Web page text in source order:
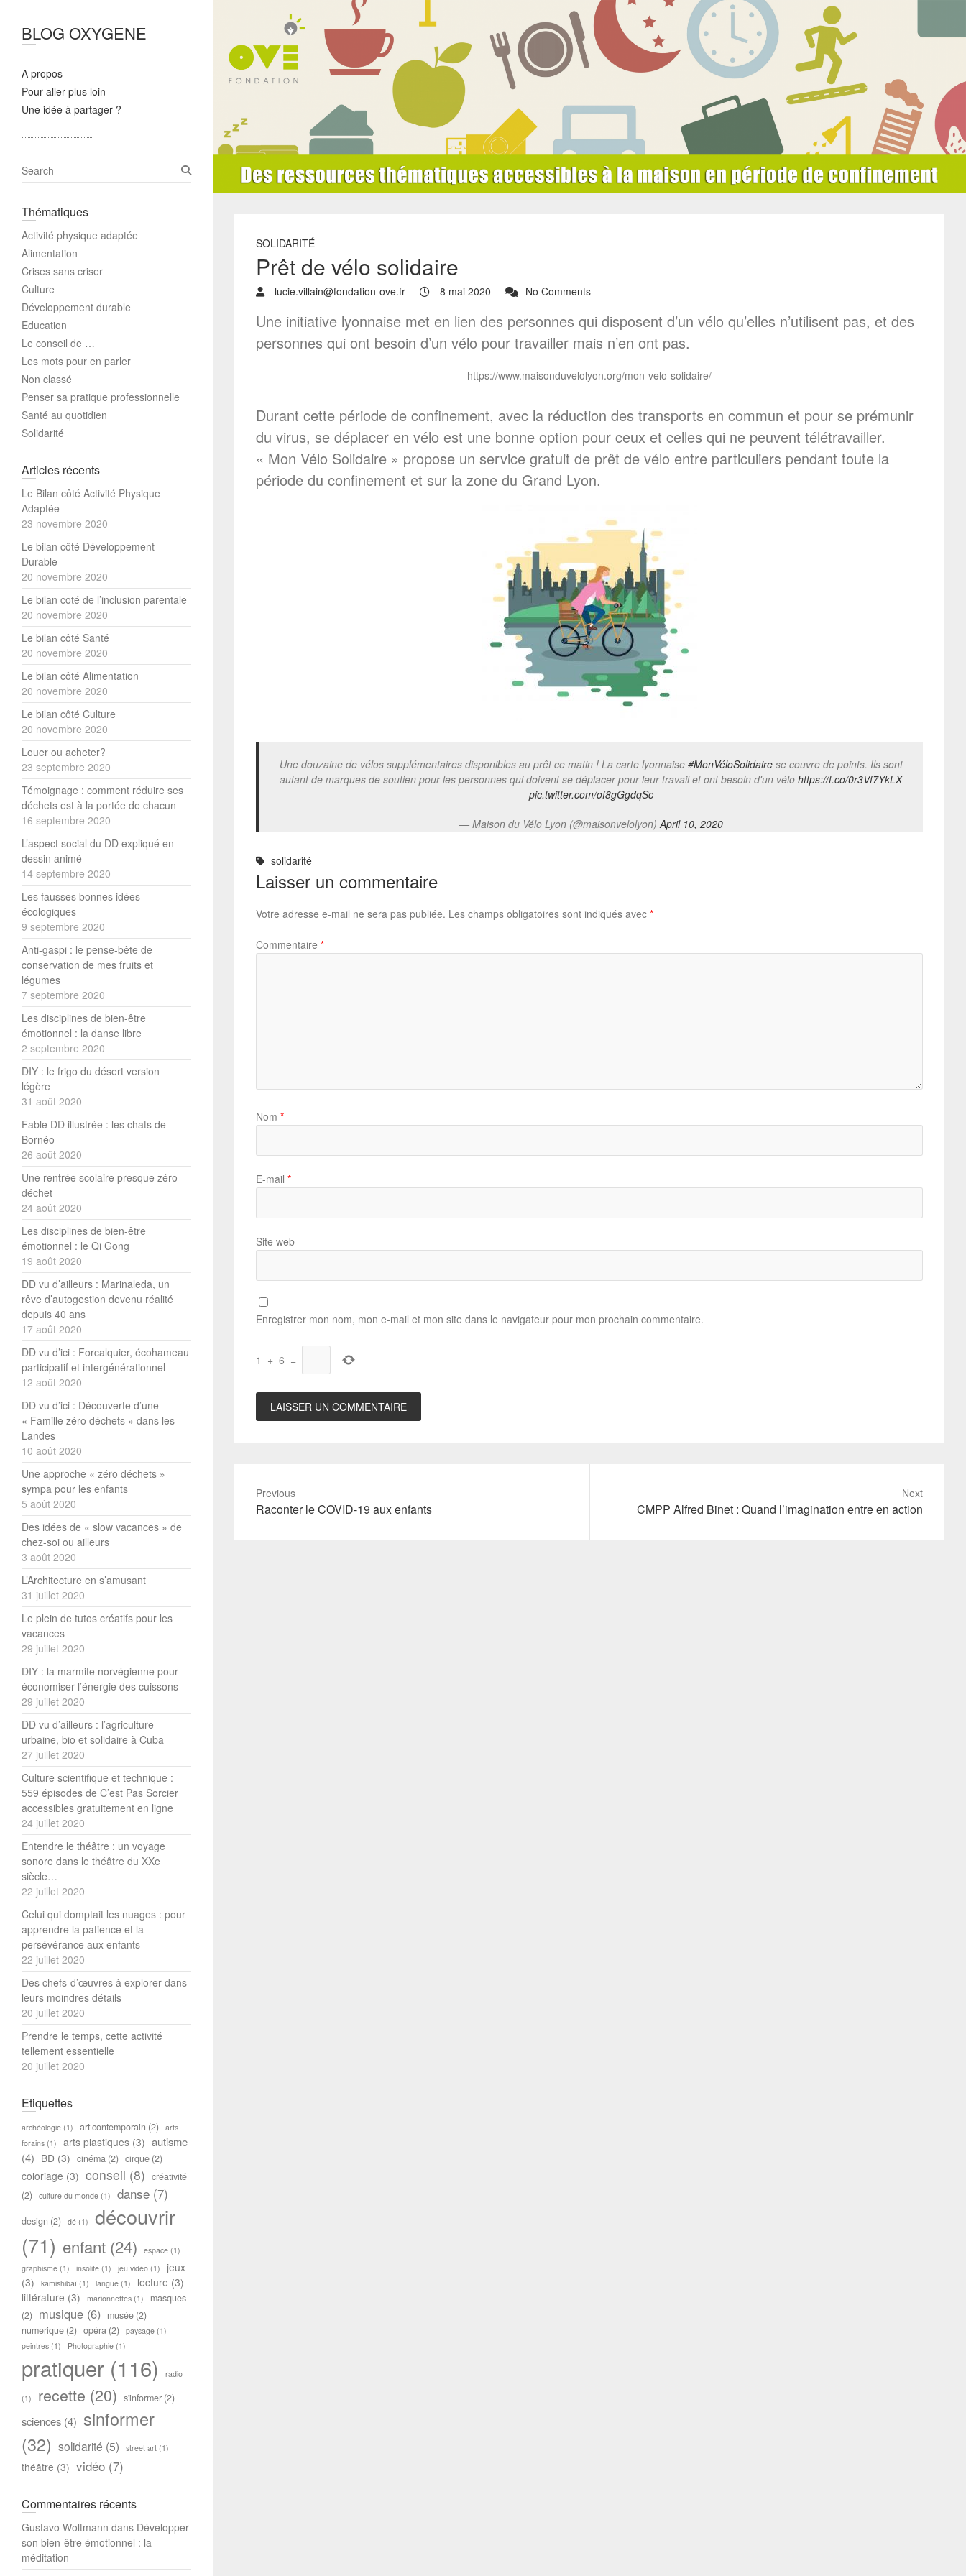
BLOG OXYGENE
A propos
Pour aller plus loin
Une idée à partager ?
SOLIDARITÉ
Prêt de vélo solidaire
lucie.villain@fondation-ove.fr 8 mai 2020 No Comments
Une initiative lyonnaise met en lien des personnes qui disposent d’un vélo qu’elles n’utilisent pas, et des
personnes qui ont besoin d’un vélo pour travailler mais n’en ont pas.
https://www.maisonduvelolyon.org/mon-velo-solidaire/
Durant cette période de confinement, avec la réduction des transports en commun et pour se prémunir
du virus, se déplacer en vélo est une bonne option pour ceux et celles qui ne peuvent télétravailler.
« Mon Vélo Solidaire » propose un service gratuit de prêt de vélo entre particuliers pendant toute la
période du confinement et sur la zone du Grand Lyon.
Une douzaine de vélos supplémentaires disponibles au prêt ce matin ! La carte lyonnaise #MonVéloSolidairese couvre de points. Ils sont
autant de marques de soutien pour les personnes qui doivent se déplacer pour leur travail et ont besoin d'un vélohttps://t.co/0r3Vf7YkLX
pic.twitter.com/of8gGgdqSc
— Maison du Vélo Lyon (@maisonvelolyon)April 10, 2020
solidarité
Laisser un commentaire
Votre adresse e-mail ne sera pas publiée. Les champs obligatoires sont indiqués avec *
Commentaire *
Nom *
E-mail *
Site web
Enregistrer mon nom, mon e-mail et mon site dans le navigateur pour mon prochain commentaire.
1 + 6 =
Previous
Previous
Raconter le COVID-19 aux enfants
Next
CMPP Alfred Binet : Quand l’imagination entre en action
S
e
r
h
Thématiques
Activité physique adaptée
Alimentation
Crises sans criser
Culture
Développement durable
Education
Le conseil de …
Les mots pour en parler
Non classé
Penser sa pratique professionnelle
Santé au quotidien
Solidarité
Articles récents
Le Bilan côté Activité Physique
Adaptée
23 novembre 2020
Le bilan côté Développement
Durable
20 novembre 2020
Le bilan coté de l’inclusion parentale
20 novembre 2020
Le bilan côté Santé
20 novembre 2020
Le bilan côté Alimentation
20 novembre 2020
Le bilan côté Culture
20 novembre 2020
Louer ou acheter?
23 septembre 2020
Témoignage : comment réduire ses
déchets est à la portée de chacun
16 septembre 2020
L’aspect social du DD expliqué en
dessin animé
14 septembre 2020
Les fausses bonnes idées
écologiques
9 septembre 2020
Anti-gaspi : le pense-bête de
conservation de mes fruits et
légumes
7 septembre 2020
Les disciplines de bien-être
émotionnel : la danse libre
2 septembre 2020
DIY : le frigo du désert version
légère
31 août 2020
Fable DD illustrée : les chats de
Bornéo
26 août 2020
Une rentrée scolaire presque zéro
déchet
24 août 2020
Les disciplines de bien-être
émotionnel : le Qi Gong
19 août 2020
DD vu d’ailleurs : Marinaleda, un
rêve d’autogestion devenu réalité
depuis 40 ans
17 août 2020
DD vu d’ici : Forcalquier, écohameau
participatif et intergénérationnel
12 août 2020
DD vu d’ici : Découverte d’une
« Famille zéro déchets » dans les
Landes
10 août 2020
Une approche « zéro déchets »
sympa pour les enfants
5 août 2020
Des idées de « slow vacances » de
chez-soi ou ailleurs
3 août 2020
L’Architecture en s’amusant
31 juillet 2020
Le plein de tutos créatifs pour les
vacances
29 juillet 2020
DIY : la marmite norvégienne pour
économiser l’énergie des cuissons
29 juillet 2020
DD vu d’ailleurs : l’agriculture
urbaine, bio et solidaire à Cuba
27 juillet 2020
Culture scientifique et technique :
559 épisodes de C’est Pas Sorcier
accessibles gratuitement en ligne
24 juillet 2020
Entendre le théâtre : un voyage
sonore dans le théâtre du XXe
siècle…
22 juillet 2020
Celui qui domptait les nuages : pour
apprendre la patience et la
persévérance aux enfants
22 juillet 2020
Des chefs-d’œuvres à explorer dans
leurs moindres détails
20 juillet 2020
Prendre le temps, cette activité
tellement essentielle
20 juillet 2020
Etiquettes
archéologie (1) art contemporain (2) arts
forains (1) arts plastiques (3) autisme
(4) BD (3) cinéma (2) cirque (2)
coloriage (3) conseil (8) créativité
(2) culture du monde (1) danse (7)
design (2) dé (1)
découvrir
(71) enfant (24) espace (1)
graphisme (1) insolite (1) jeu vidéo (1)
jeux
(3)
kamishibaï (1) langue (1) lecture (3)
littérature (3) marionnettes (1)
masques
(2) musique (6) musée (2)
numerique (2) opéra (2) paysage (1)
peintres (1) Photographie (1)
pratiquer (116) radio
(1) recette (20) s'informer (2)
sciences (4) sinformer
(32) solidarité (5) street art (1)
théâtre (3) vidéo (7)
Commentaires récents
Gustavo Woltmann dans Développer
son bien-être émotionnel : la
méditation